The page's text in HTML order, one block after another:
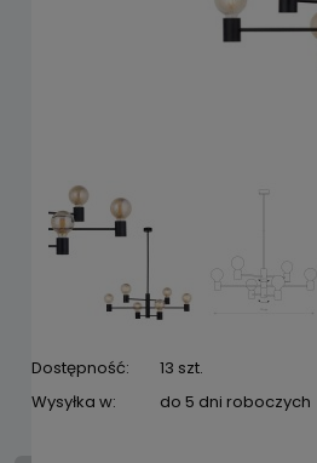
Dostępność:
13 szt.
Wysyłka w:
do 5 dni roboczych